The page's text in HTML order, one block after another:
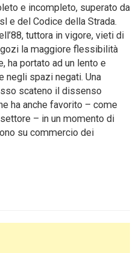
e incompleto, superato da
e del Codice della Strada.
tuttora in vigore, vieti di
la maggiore flessibilità
ha portato ad un lento e
negli spazi negati. Una
scateno il dissenso
ha anche favorito – come
– in un momento di
su commercio dei